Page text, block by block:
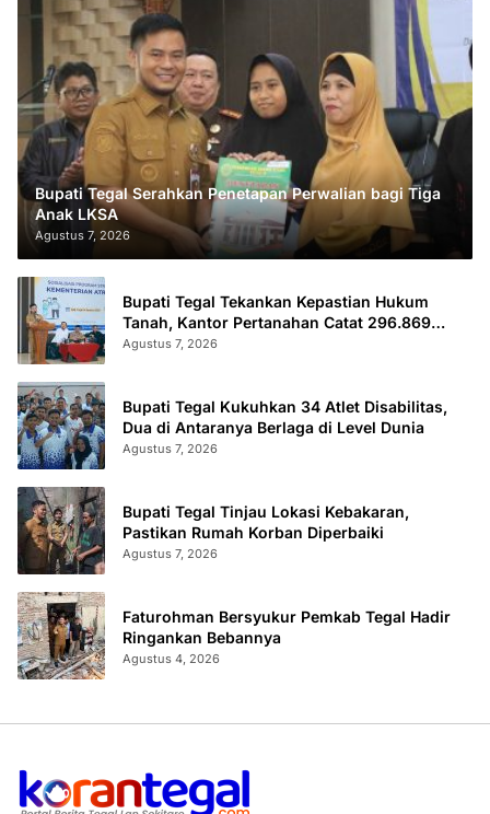
Bupati Tegal Serahkan Penetapan Perwalian bagi Tiga
Anak LKSA
Agustus 7, 2026
Bupati Tegal Tekankan Kepastian Hukum
Tanah, Kantor Pertanahan Catat 296.869
Sertifikat Terbit
Agustus 7, 2026
Bupati Tegal Kukuhkan 34 Atlet Disabilitas,
Dua di Antaranya Berlaga di Level Dunia
Agustus 7, 2026
Bupati Tegal Tinjau Lokasi Kebakaran,
Pastikan Rumah Korban Diperbaiki
Agustus 7, 2026
Faturohman Bersyukur Pemkab Tegal Hadir
Ringankan Bebannya
Agustus 4, 2026